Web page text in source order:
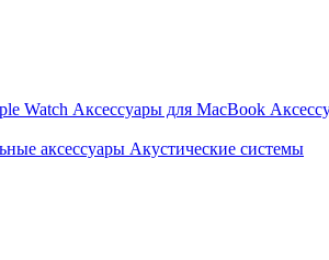
Watch Аксессуары для MacBook
аксессуары Акустические системы